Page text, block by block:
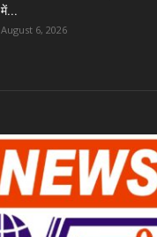
में...
August 6, 2026